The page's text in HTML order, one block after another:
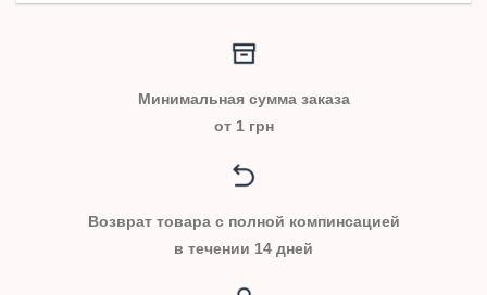
Минимальная сумма заказа
от 1 грн
Возврат товара с полной компинсацией
в течении 14 дней